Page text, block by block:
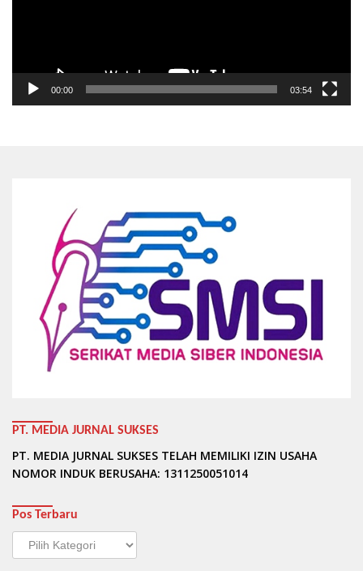
00:00 03:54
PT. MEDIA JURNAL SUKSES
PT. MEDIA JURNAL SUKSES TELAH MEMILIKI IZIN USAHA
NOMOR INDUK BERUSAHA: 1311250051014
Pos Terbaru
Pos
Terbaru